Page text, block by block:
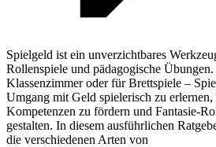
Spielgeld ist ein unverzichtbares
Rollenspiele und pädagogische
Klassenzimmer oder für Brettspiele –
Umgang mit Geld spielerisch zu erlernen,
Kompetenzen zu fördern und
gestalten. In diesem ausführlichen
die verschiedenen Arten von